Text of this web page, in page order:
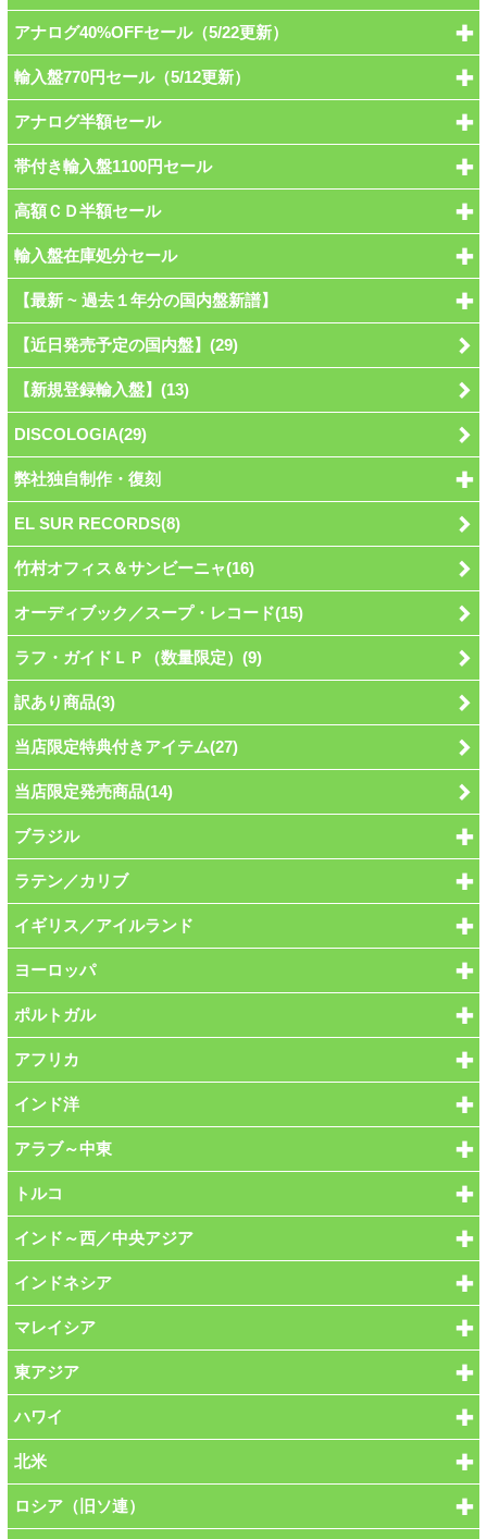
アナログ40%OFFセール（5/22更新）
輸入盤770円セール（5/12更新）
アナログ半額セール
帯付き輸入盤1100円セール
高額ＣＤ半額セール
輸入盤在庫処分セール
【最新 ~ 過去１年分の国内盤新譜】
【近日発売予定の国内盤】(29)
【新規登録輸入盤】(13)
DISCOLOGIA(29)
弊社独自制作・復刻
EL SUR RECORDS(8)
竹村オフィス＆サンビーニャ(16)
オーディブック／スープ・レコード(15)
ラフ・ガイドＬＰ（数量限定）(9)
訳あり商品(3)
当店限定特典付きアイテム(27)
当店限定発売商品(14)
ブラジル
ラテン／カリブ
イギリス／アイルランド
ヨーロッパ
ポルトガル
アフリカ
インド洋
アラブ～中東
トルコ
インド～西／中央アジア
インドネシア
マレイシア
東アジア
ハワイ
北米
ロシア（旧ソ連）